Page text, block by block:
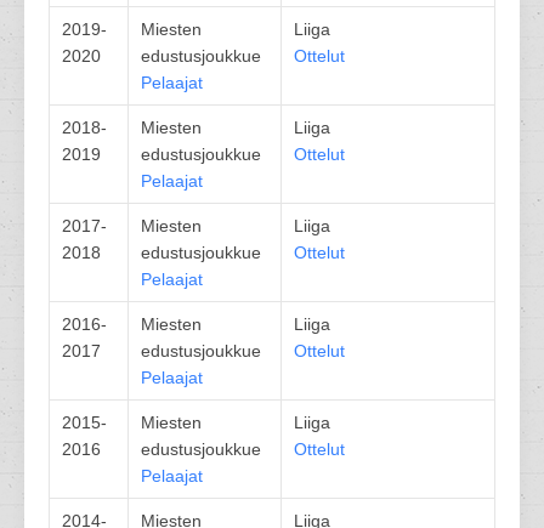
2019-
2020
Miesten
edustusjoukkue
Pelaajat
Liiga
Ottelut
2018-
2019
Miesten
edustusjoukkue
Pelaajat
Liiga
Ottelut
2017-
2018
Miesten
edustusjoukkue
Pelaajat
Liiga
Ottelut
2016-
2017
Miesten
edustusjoukkue
Pelaajat
Liiga
Ottelut
2015-
2016
Miesten
edustusjoukkue
Pelaajat
Liiga
Ottelut
2014-
Miesten
Liiga